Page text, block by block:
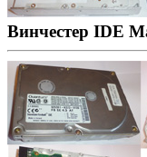
Винчестер IDE